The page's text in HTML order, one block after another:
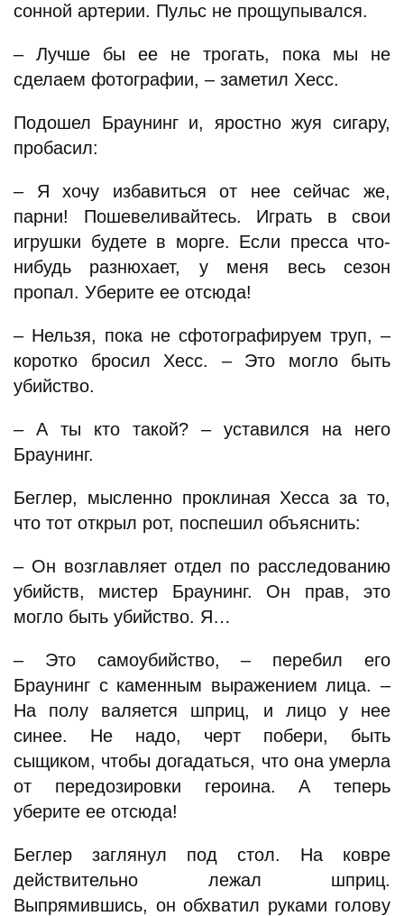
сонной артерии. Пульс не прощупывался.
– Лучше бы ее не трогать, пока мы не
сделаем фотографии, – заметил Хесс.
Подошел Браунинг и, яростно жуя сигару,
пробасил:
– Я хочу избавиться от нее сейчас же,
парни! Пошевеливайтесь. Играть в свои
игрушки будете в морге. Если пресса что-
нибудь разнюхает, у меня весь сезон
пропал. Уберите ее отсюда!
– Нельзя, пока не сфотографируем труп, –
коротко бросил Хесс. – Это могло быть
убийство.
– А ты кто такой? – уставился на него
Браунинг.
Беглер, мысленно проклиная Хесса за то,
что тот открыл рот, поспешил объяснить:
– Он возглавляет отдел по расследованию
убийств, мистер Браунинг. Он прав, это
могло быть убийство. Я…
– Это самоубийство, – перебил его
Браунинг с каменным выражением лица. –
На полу валяется шприц, и лицо у нее
синее. Не надо, черт побери, быть
сыщиком, чтобы догадаться, что она умерла
от передозировки героина. А теперь
уберите ее отсюда!
Беглер заглянул под стол. На ковре
действительно лежал шприц.
Выпрямившись, он обхватил руками голову